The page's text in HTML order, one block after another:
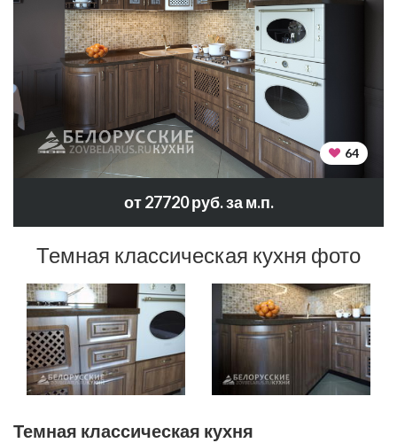
64
от 27720 руб. за м.п.
Темная классическая кухня фото
Темная классическая кухня